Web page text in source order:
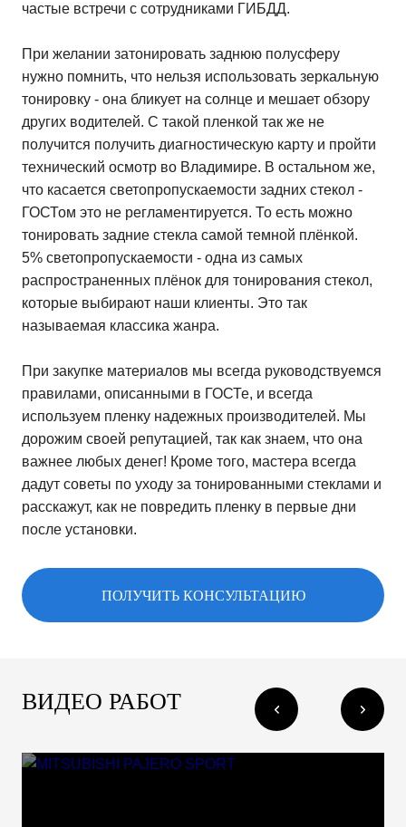
частые встречи с сотрудниками ГИБДД.
При желании затонировать заднюю полусферу
нужно помнить, что нельзя использовать зеркальную
тонировку - она бликует на солнце и мешает обзору
других водителей. С такой пленкой так же не
получится получить диагностическую карту и пройти
технический осмотр во Владимире. В остальном же,
что касается светопропускаемости задних стекол -
ГОСТом это не регламентируется. То есть можно
тонировать задние стекла самой темной плёнкой.
5% светопропускаемости - одна из самых
распространенных плёнок для тонирования стекол,
которые выбирают наши клиенты. Это так
называемая классика жанра.
При закупке материалов мы всегда руководствуемся
правилами, описанными в ГОСТе, и всегда
используем пленку надежных производителей. Мы
дорожим своей репутацией, так как знаем, что она
важнее любых денег! Кроме того, мастера всегда
дадут советы по уходу за тонированными стеклами и
расскажут, как не повредить пленку в первые дни
после установки.
ПОЛУЧИТЬ КОНСУЛЬТАЦИЮ
ВИДЕО РАБОТ